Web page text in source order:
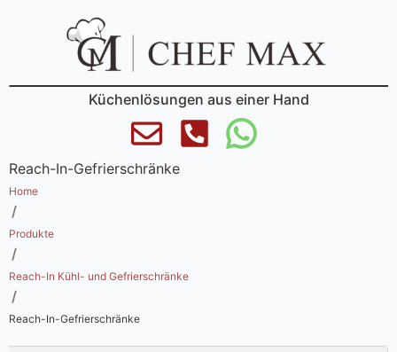
Küchenlösungen aus einer Hand
Reach-In-Gefrierschränke
Home
/
Produkte
/
Reach-In Kühl- und Gefrierschränke
/
Reach-In-Gefrierschränke